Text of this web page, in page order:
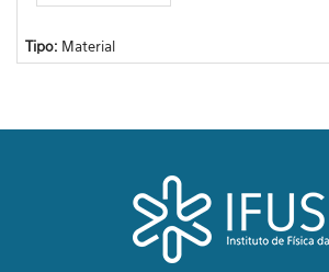
Tipo: Material